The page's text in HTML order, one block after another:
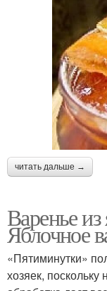
читать дальше →
Варенье
Яблочное
«Пятиминутки»
хозяек,